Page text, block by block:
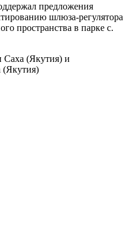
предложения
шлюза-регулятора
пространства в парке с.
Саха (Якутия) и
(Якутия)